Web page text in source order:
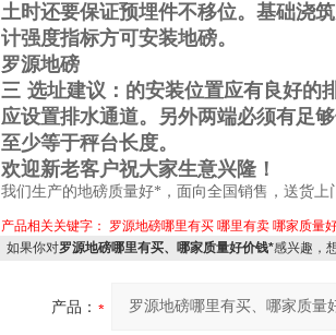
土时还要保证预埋件不移位。基础浇
计强度指标方可安装地磅。
罗源地磅
三 选址建议：的安装位置应有良好的
应设置排水通道。另外两端必须有足
至少等于秤台长度。
欢迎新老客户祝大家生意兴隆！
我们生产的地磅质量好*，面向全国销售，送货上
产品相关关键字： 罗源地磅哪里有买 哪里有卖 哪家质量
如果你对罗源地磅哪里有买、哪家质量好价钱*感兴趣，
产品：